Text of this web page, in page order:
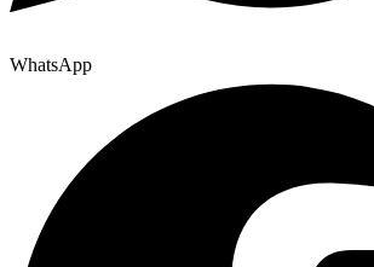
WhatsApp